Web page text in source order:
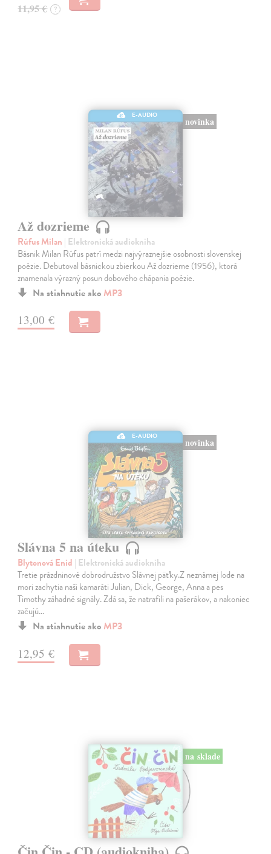
11,95 € ?
E-AUDIO
novinka
Až dozrieme
Rúfus Milan | Elektronická audiokniha
Básnik Milan Rúfus patrí medzi najvýraznejšie osobnosti slovenskej
poézie. Debutoval básnickou zbierkou Až dozrieme (1956), ktorá
znamenala výrazný posun dobového chápania poézie.
Na stiahnutie ako MP3
13,00 €
E-AUDIO
novinka
Slávna 5 na úteku
Blytonová Enid | Elektronická audiokniha
Tretie prázdninové dobrodružstvo Slávnej päťky.Z neznámej lode na
mori zachytia naši kamaráti Julian, Dick, George, Anna a pes
Timothy záhadné signály. Zdá sa, že natrafili na pašerákov, a nakoniec
začujú…
Na stiahnutie ako MP3
12,95 €
na sklade